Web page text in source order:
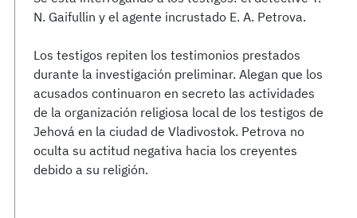
N. Gaifullin y el agente incrustado E. A. Petrova.
Los testigos repiten los testimonios prestados
durante la investigación preliminar. Alegan que los
acusados continuaron en secreto las actividades
de la organización religiosa local de los testigos de
Jehová en la ciudad de Vladivostok. Petrova no
oculta su actitud negativa hacia los creyentes
debido a su religión.